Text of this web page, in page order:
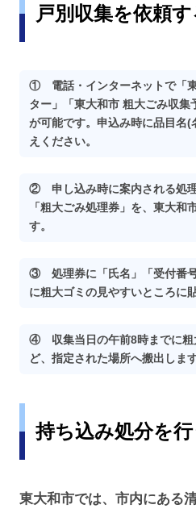
戸別収集を依頼
① 電話・インターネットで「
ター」「東大和市 粗大ごみ収集
が可能です。申込み時に品目名
えください。
② 申し込み時に案内される処
「粗大ごみ処理券」を、東大和
す。
③ 処理券に「氏名」「受付番
に粗大ゴミの見やすいところに
④ 収集当日の午前8時までに粗
ど、指定された場所へ搬出します
持ち込み処分を
東大和市では、市内にある